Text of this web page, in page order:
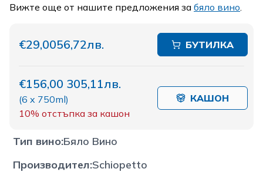
Вижте още от нашите предложения за бяло вино
€29,0056,72лв. БУТИЛКА
€156,00 305,11лв.
(6 x 750ml)
10% отстъпка за кашон
КАШОН
Тип вино:Бяло Вино
Производител:Schiopetto